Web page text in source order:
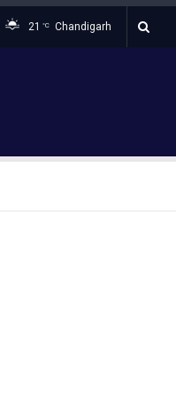
21 °C Chandigarh